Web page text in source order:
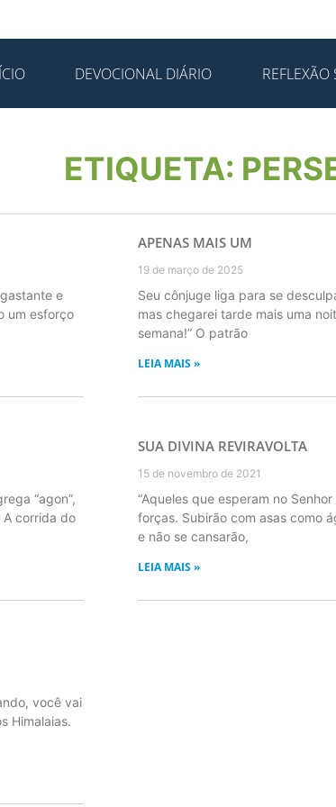
DEVOCIONAL DIÁRIO
ETIQUETA:
e
um esforço
APENAS MAIS UM
19 de março de 2025
Seu cônjuge liga para se
mas chegarei tarde mais uma
semana!” O patrão
LEIA MAIS »
“agon”,
corrida do
SUA DIVINA REVIRAVOLTA
15 de novembro de 2021
“Aqueles que esperam no
forças. Subirão com asas como
e não se cansarão,
LEIA MAIS »
você vai
Himalaias.